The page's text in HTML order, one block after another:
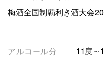
梅酒全国制覇利き酒大会
アルコール分 11度～